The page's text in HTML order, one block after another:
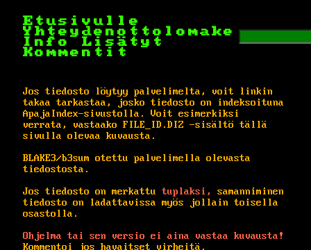
Etusivulle
Yhteydenottolomake
Info
Lisätyt
Kommentit
Jos tiedosto löytyy palvelimelta, voit linkin
takaa tarkastaa, josko tiedosto on indeksoituna
ApajaIndex-sivustolla. Voit esimerkiksi
verrata, vastaako FILE_ID.DIZ -sisältö tällä
sivulla olevaa kuvausta.
BLAKE3/b3sum otettu palvelimella olevasta
tiedostosta.
Jos tiedosto on merkattu tuplaksi,
samanniminen
tiedosto on ladattavissa myös jollain toisella
osastolla.
Ohjelma tai sen versio ei aina vastaa kuvausta!
Kommentoi jos havaitset virheitä.